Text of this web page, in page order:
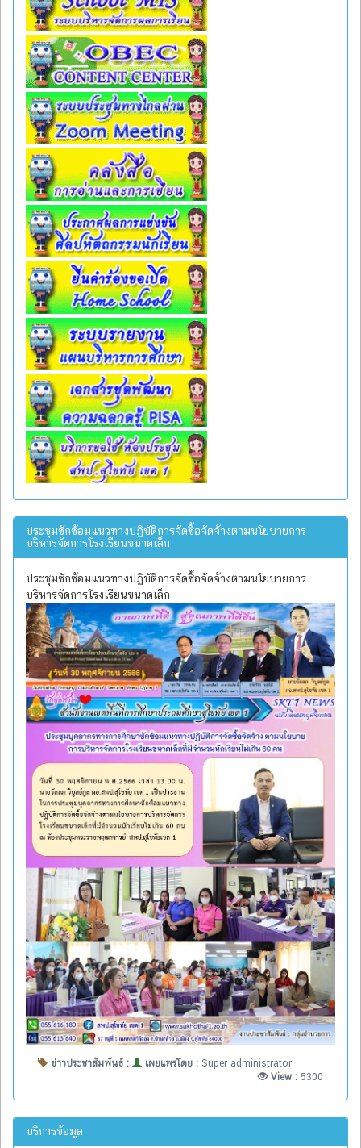
ประชุมซักซ้อมแนวทางปฏิบัติการจัดซื้อจัดจ้างตามนโยบายการ
บริหารจัดการโรงเรียนขนาดเล็ก
ประชุมซักซ้อมแนวทางปฏิบัติการจัดซื้อจัดจ้างตามนโยบายการ
บริหารจัดการโรงเรียนขนาดเล็ก
ข่าวประชาสัมพันธ์ : เผยแพร่โดย : Super administrator
View :5300
บริการข้อมูล